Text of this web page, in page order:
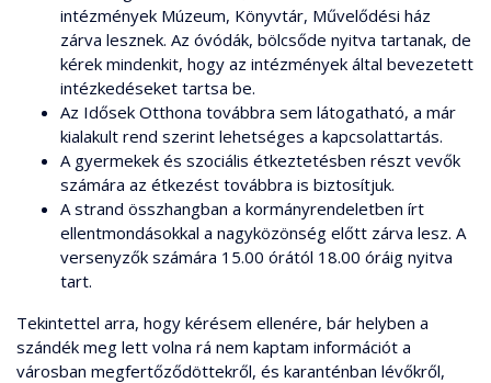
intézmények Múzeum, Könyvtár, Művelődési ház
zárva lesznek. Az óvódák, bölcsőde nyitva tartanak, de
kérek mindenkit, hogy az intézmények által bevezetett
intézkedéseket tartsa be.
Az Idősek Otthona továbbra sem látogatható, a már
kialakult rend szerint lehetséges a kapcsolattartás.
A gyermekek és szociális étkeztetésben részt vevők
számára az étkezést továbbra is biztosítjuk.
A strand összhangban a kormányrendeletben írt
ellentmondásokkal a nagyközönség előtt zárva lesz. A
versenyzők számára 15.00 órától 18.00 óráig nyitva
tart.
Tekintettel arra, hogy kérésem ellenére, bár helyben a
szándék meg lett volna rá nem kaptam információt a
városban megfertőződöttekről, és karanténban lévőkről,